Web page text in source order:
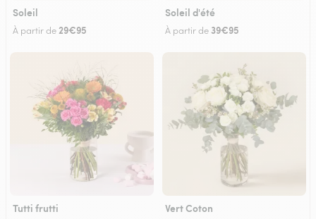
Soleil
À partir de29€95
Soleil d'été
À partir de 39€95
Tutti frutti Vert Coton